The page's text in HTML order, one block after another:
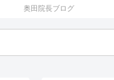
奥田院長ブログ